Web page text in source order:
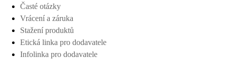
Časté otázky
Vrácení a záruka
Stažení produktů
Etická linka pro dodavatele
Infolinka pro dodavatele